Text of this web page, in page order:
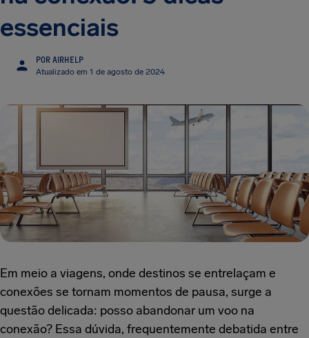
essenciais
POR AIRHELP
Atualizado em 1 de agosto de 2024
Em meio a viagens, onde destinos se entrelaçam e
conexões se tornam momentos de pausa, surge a
questão delicada: posso abandonar um voo na
conexão? Essa dúvida, frequentemente debatida entre